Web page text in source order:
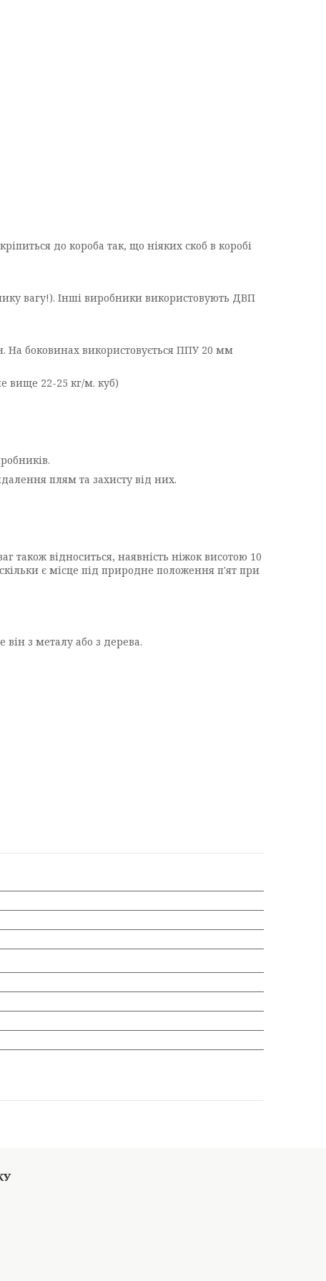
до короба так, що ніяких скоб в коробі
вагу!). Інші виробники використовують ДВП
На боковинах використовується ППУ 20 мм
вище 22-25 кг/м. куб)
плям та захисту від них.
відноситься, наявність ніжок висотою 10
є місце під природне положення п'ят при
з металу або з дерева.